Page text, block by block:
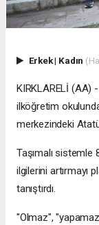
Erkek| Kadın
KIRKLARELİ (AA)
ilköğretim
merkezindeki
Taşımalı sistemle
ilgilerini artırmayı
tanıştırdı.
"Olmaz",